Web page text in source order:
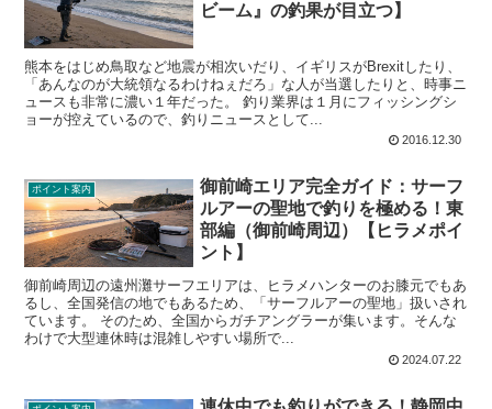
ビーム』の釣果が目立つ】
熊本をはじめ鳥取など地震が相次いだり、イギリスがBrexitしたり、
「あんなのが大統領なるわけねぇだろ」な人が当選したりと、時事ニ
ュースも非常に濃い１年だった。 釣り業界は１月にフィッシングシ
ョーが控えているので、釣りニュースとして...
2016.12.30
ポイント案内
御前崎エリア完全ガイド：サーフ
ルアーの聖地で釣りを極める！東
部編（御前崎周辺）【ヒラメポイ
ント】
御前崎周辺の遠州灘サーフエリアは、ヒラメハンターのお膝元でもあ
るし、全国発信の地でもあるため、「サーフルアーの聖地」扱いされ
ています。 そのため、全国からガチアングラーが集います。そんな
わけで大型連休時は混雑しやすい場所で...
2024.07.22